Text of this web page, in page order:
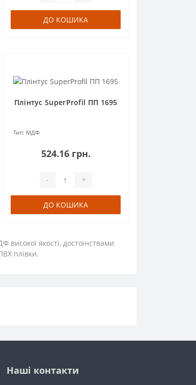
ДО КОШИКА
Плінтус SuperProfil ПП 1695
Тип: МДФ
524.16 грн.
- +
ДО КОШИКА
якості, достоїнствами
плівки.
Наші контакти